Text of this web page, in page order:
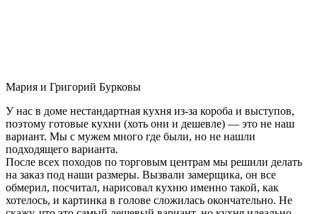
Мария и Григорий Бурковы
У нас в доме нестандартная кухня из-за короба и выступов,
поэтому готовые кухни (хоть они и дешевле) — это не наш
вариант. Мы с мужем много где были, но не нашли
подходящего варианта.
После всех походов по торговым центрам мы решили делать
на заказ под наши размеры. Вызвали замерщика, он все
обмерил, посчитал, нарисовал кухню именно такой, как
хотелось, и картинка в голове сложилась окончательно. Не